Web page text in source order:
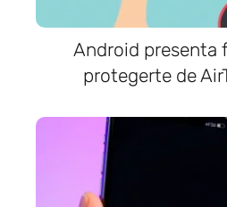
Android presenta
protegerte de